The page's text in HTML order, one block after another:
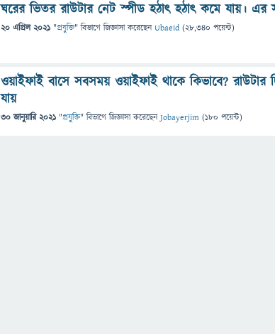
ঘরের ভিতর রাউটার নেট স্পীড হঠাৎ হঠাৎ কমে যায়। এর
20 এপ্রিল 2021 "প্রযুক্তি" বিভাগে জিজ্ঞাসাকরেছেনUbaeid (28,340 পয়েন্ট)
ওয়াইফাই বাসে সবসময় ওয়াইফাই থাকে কিভাবে?
যায়
30 জানুয়ারি 2021 "প্রযুক্তি" বিভাগে জিজ্ঞাসাকরেছেনJobayerjim (180 পয়েন্ট)